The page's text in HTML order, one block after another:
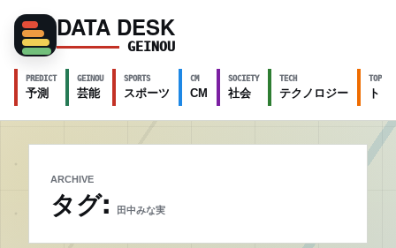
DATA DESK
GEINOU
PREDICT
予測
GEINOU
芸能
SPORTS
スポーツ
CM
CM
SOCIETY
社会
TECH
テクノロジー
TOPICS
ト
ARCHIVE
タグ: 田中みな実